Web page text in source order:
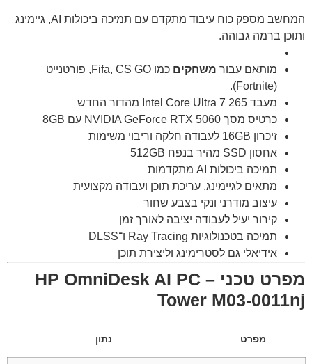
המחשב מספק כוח עיבוד מתקדם עם תמיכה ביכולות AI, גיימינג
ותוכן ברמה גבוהה.
מותאם עבור משחקים
כמו Fifa, CS GO, פורטנייט
(Fortnite).
מעבד Intel Core Ultra 7 265 מהדור החדש
כרטיס מסך NVIDIA GeForce RTX 5060 עם 8GB
זיכרון 16GB לעבודה חלקה וריבוי משימות
אחסון SSD מהיר בנפח 512GB
תמיכה ביכולות AI מתקדמות
מתאים לגיימינג, עריכת תוכן ועבודה מקצועית
עיצוב מודרני ונקי בצבע שחור
קירור יעיל לעבודה יציבה לאורך זמן
תמיכה בטכנולוגיות Ray Tracing ו־DLSS
אידיאלי גם לסטרימינג וליצירת תוכן
מפרט טכני – HP OmniDesk AI PC
Tower M03-0011nj
מפרט נתון